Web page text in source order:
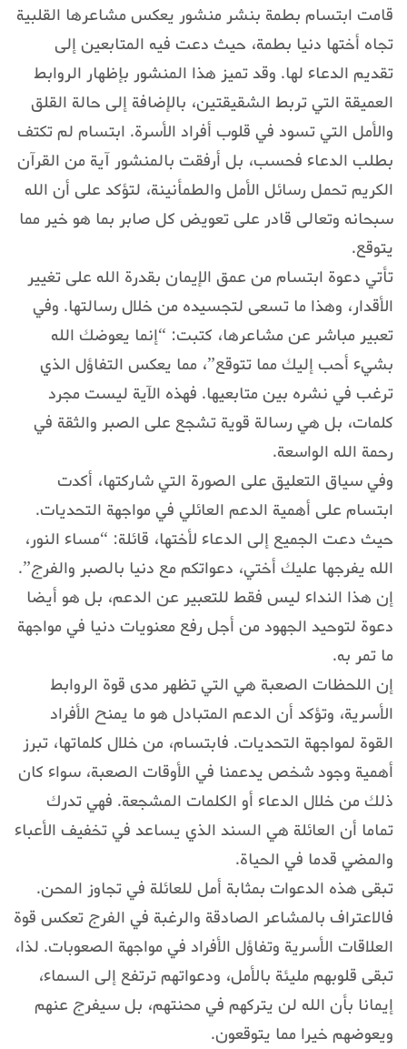
قامت ابتسام بطمة بنشر منشور يعكس مشاعرها القلبية
تجاه أختها دنيا بطمة، حيث دعت فيه المتابعين إلى
تقديم الدعاء لها. وقد تميز هذا المنشور بإظهار الروابط
العميقة التي تربط الشقيقتين، بالإضافة إلى حالة القلق
والأمل التي تسود في قلوب أفراد الأسرة. ابتسام لم تكتف
بطلب الدعاء فحسب، بل أرفقت بالمنشور آية من القرآن
الكريم تحمل رسائل الأمل والطمأنينة، لتؤكد على أن الله
سبحانه وتعالى قادر على تعويض كل صابر بما هو خير مما
يتوقع.
تأتي دعوة ابتسام من عمق الإيمان بقدرة الله على تغيير
الأقدار، وهذا ما تسعى لتجسيده من خلال رسالتها. وفي
تعبير مباشر عن مشاعرها، كتبت: “إنما يعوضك الله
بشيء أحب إليك مما تتوقع”، مما يعكس التفاؤل الذي
ترغب في نشره بين متابعيها. فهذه الآية ليست مجرد
كلمات، بل هي رسالة قوية تشجع على الصبر والثقة في
رحمة الله الواسعة.
وفي سياق التعليق على الصورة التي شاركتها، أكدت
ابتسام على أهمية الدعم العائلي في مواجهة التحديات.
حيث دعت الجميع إلى الدعاء لأختها، قائلة: “مساء النور،
الله يفرجها عليك أختي، دعواتكم مع دنيا بالصبر والفرج”.
إن هذا النداء ليس فقط للتعبير عن الدعم، بل هو أيضا
دعوة لتوحيد الجهود من أجل رفع معنويات دنيا في مواجهة
ما تمر به.
إن اللحظات الصعبة هي التي تظهر مدى قوة الروابط
الأسرية، وتؤكد أن الدعم المتبادل هو ما يمنح الأفراد
القوة لمواجهة التحديات. فابتسام، من خلال كلماتها، تبرز
أهمية وجود شخص يدعمنا في الأوقات الصعبة، سواء كان
ذلك من خلال الدعاء أو الكلمات المشجعة. فهي تدرك
تماما أن العائلة هي السند الذي يساعد في تخفيف الأعباء
والمضي قدما في الحياة.
تبقى هذه الدعوات بمثابة أمل للعائلة في تجاوز المحن.
فالاعتراف بالمشاعر الصادقة والرغبة في الفرج تعكس قوة
العلاقات الأسرية وتفاؤل الأفراد في مواجهة الصعوبات. لذا،
تبقى قلوبهم مليئة بالأمل، ودعواتهم ترتفع إلى السماء،
إيمانا بأن الله لن يتركهم في محنتهم، بل سيفرج عنهم
ويعوضهم خيرا مما يتوقعون.